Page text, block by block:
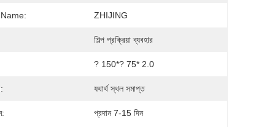
ZHIJING
শিল্প প্রক্রিয়া ব্যবহার
? 150*? 75* 2.0
যথার্থ স্থল সমাপ্ত
প্রদান 7-15 দিন